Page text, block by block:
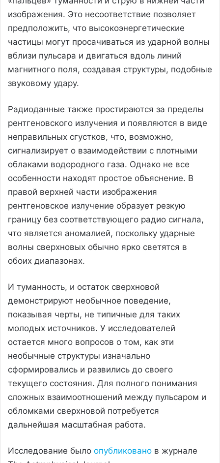
изображения. Это несоответствие позволяет
предположить, что высокоэнергетические
частицы могут просачиваться из ударной волны
вблизи пульсара и двигаться вдоль линий
магнитного поля, создавая структуры, подобные
звуковому удару.
Радиоданные также простираются за пределы
рентгеновского излучения и появляются в виде
неправильных сгустков, что, возможно,
сигнализирует о взаимодействии с плотными
облаками водородного газа. Однако не все
особенности находят простое объяснение. В
правой верхней части изображения
рентгеновское излучение образует резкую
границу без соответствующего радио сигнала,
что является аномалией, поскольку ударные
волны сверхновых обычно ярко светятся в
обоих диапазонах.
И туманность, и остаток сверхновой
демонстрируют необычное поведение,
показывая черты, не типичные для таких
молодых источников. У исследователей
остается много вопросов о том, как эти
необычные структуры изначально
сформировались и развились до своего
текущего состояния. Для полного понимания
сложных взаимоотношений между пульсаром и
обломками сверхновой потребуется
дальнейшая масштабная работа.
Исследование было опубликовано в журнале